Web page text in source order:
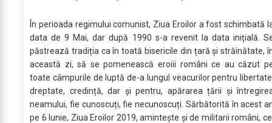
În perioada regimului comunist, Ziua Eroilor a fost schimbată
data de 9 Mai, dar după 1990 s-a revenit la data inițială.
păstrează tradiția ca în toată bisericile din țară și străinătate,
această zi, să se pomenească eroiii români ce au căzut
toate câmpurile de luptă de-a lungul veacurilor pentru
dreptate, credință, dar și pentru, apărarea țării și
neamului, fie cunoscuți, fie necunoscuți. Sărbătorită în acest
pe 6 Iunie, Ziua Eroilor 2019, amintește și de militarii români,